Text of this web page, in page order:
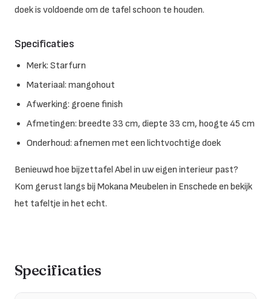
doek is voldoende om de tafel schoon te houden.
Specificaties
Merk: Starfurn
Materiaal: mangohout
Afwerking: groene finish
Afmetingen: breedte 33 cm, diepte 33 cm, hoogte 45 cm
Onderhoud: afnemen met een lichtvochtige doek
Benieuwd hoe bijzettafel Abel in uw eigen interieur past?
Kom gerust langs bij Mokana Meubelen in Enschede en bekijk
het tafeltje in het echt.
Specificaties